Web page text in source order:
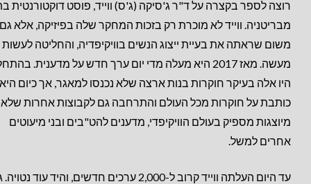
מבריטניה. ווייד לא מוכרת רק בזכות המחקר שלה בפיזיקה, אלא גם
משום שראתה את בעיית ייצוג הנשים בוויקיפדיה, והחליטה לעשות
מעשה. מאז 2017 היא מעלה מדי יום ערך חדש על מדענית.
היו אלה בעיקר חוקרות בנות ארצה שלא נכנסו למאגר, אך כיום היא
כותבת על חוקרות מכל העולם והתרחבה גם לקבוצות אחרות שלא
מיוצגות מספיק בעולם הוויקיפדי, מדענים להט"בים ובני מיעוטים
אחרים למשל.
עד היום העלתה ווייד קרוב ל-2,000 ערכים חדשים, והיד עוד